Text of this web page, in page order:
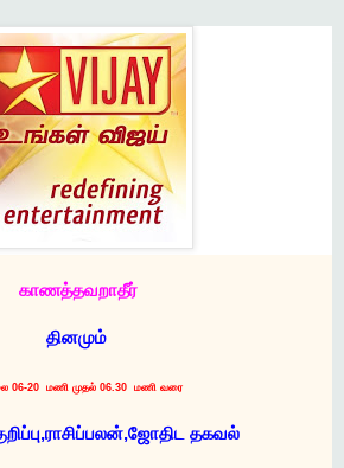
காணத்தவறாதீர்
தினமும்
06-20 மணி முதல் 06.30 மணி வரை
தகவல்